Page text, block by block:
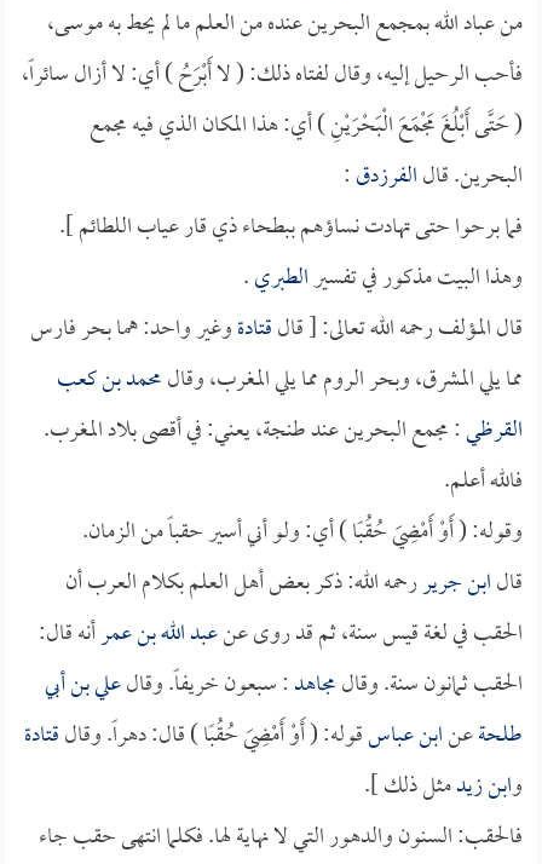
من عباد الله بمجمع البحرين عنده من العلم ما لم يحط به موسى،
فأحب الرحيل إليه، وقال لفتاه ذلك: ( لا أَبْرَحُ ) أي: لا أزال سائراً،
( حَتَّى أَبْلُغَ مَجْمَعَ الْبَحْرَيْنِ ) أي: هذا المكان الذي فيه مجمع
البحرين. قالالفرزدق:
فما برحوا حتى تهادت نساؤهم ببطحاء ذي قار عياب اللطائم ].
وهذا البيت مذكور في تفسيرالطبري.
قال المؤلف رحمه الله تعالى: [ قالقتادةوغير واحد: هما بحر فارس
مما يلي المشرق، وبحر الروم مما يلي المغرب، وقالمحمد بن كعب
القرظي: مجمع البحرين عند طنجة، يعني: في أقصى بلاد المغرب.
فالله أعلم.
وقوله: ( أَوْ أَمْضِيَ حُقُبًا ) أي: ولو أني أسير حقباً من الزمان.
قالابن جريررحمه الله: ذكر بعض أهل العلم بكلام العرب أن
الحقب في لغة قيس سنة، ثم قد روى عنعبد الله بن عمرأنه قال:
الحقب ثمانون سنة. وقالمجاهد: سبعون خريفاً. وقالعلي بن أبي
طلحةعنابن عباسقوله: ( أَوْ أَمْضِيَ حُقُبًا ) قال: دهراً. وقالقتادة
وابن زيدمثل ذلك ].
فالحقب: السنون والدهور التي لا نهاية لها. فكلما انتهى حقب جاء